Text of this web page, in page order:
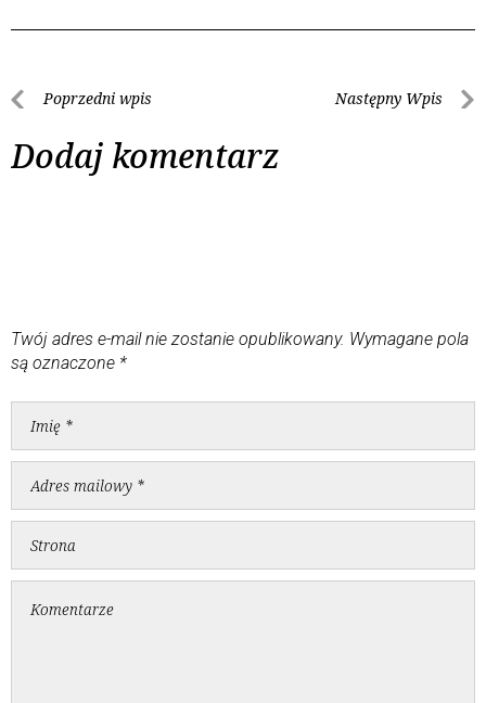
Poprzedni wpis Następny Wpis
Dodaj komentarz
Twój adres e-mail nie zostanie opublikowany. Wymagane pola
są oznaczone *